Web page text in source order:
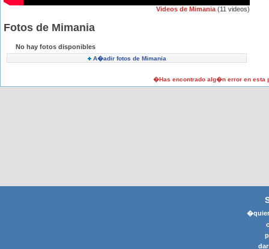
Videos de Mimania (11 videos)
Fotos de Mimania
No hay fotos disponibles
A�adir fotos de Mimania
�Has encontrado alg�n error en esta